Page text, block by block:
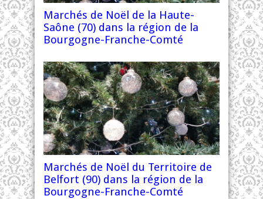
Marchés de Noël de la Haute-
Saône (70) dans la région de la
Bourgogne-Franche-Comté
Marchés de Noël du Territoire de
Belfort (90) dans la région de la
Bourgogne-Franche-Comté